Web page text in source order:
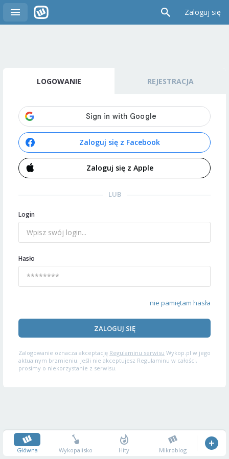
Zaloguj się
LOGOWANIE REJESTRACJA
Zaloguj się z Facebook
Zaloguj się z Apple
LUB
Login
Hasło
nie pamiętam hasła
ZALOGUJ SIĘ
Zalogowanie oznacza akceptację Regulaminu serwisu Wykop.pl w jego
aktualnym brzmieniu. Jeśli nie akceptujesz Regulaminu w całości,
prosimy o niekorzystanie z serwisu.
Główna Wykopalisko Hity Mikroblog